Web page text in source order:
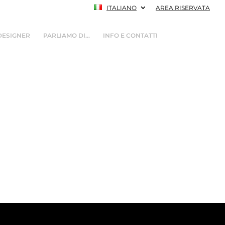
ITALIANO AREA RISERVATA
PARLIAMO DI… INFO E CONTATTI